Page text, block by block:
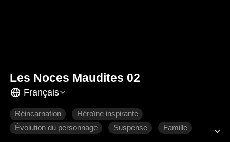
Les Noces Maudites 02
Français
Réincarnation
Héroïne inspirante
Évolution du personnage
Suspense Famille